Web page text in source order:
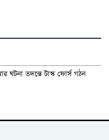
ঘটনা তদন্তে টাস্ক ফোর্স গঠন